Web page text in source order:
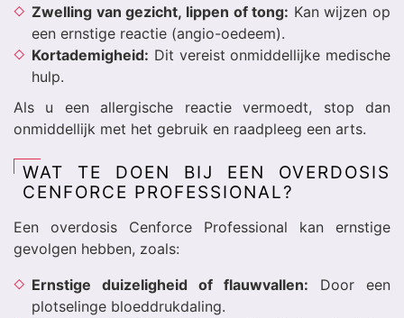
Zwelling van gezicht, lippen of tong: Kan wijzen op
een ernstige reactie (angio-oedeem).
Kortademigheid: Dit vereist onmiddellijke medische
hulp.
Als u een allergische reactie vermoedt, stop dan
onmiddellijk met het gebruik en raadpleeg een arts.
WAT TE DOEN BIJ EEN OVERDOSIS
CENFORCE PROFESSIONAL?
Een overdosis Cenforce Professional kan ernstige
gevolgen hebben, zoals:
Ernstige duizeligheid of flauwvallen: Door een
plotselinge bloeddrukdaling.